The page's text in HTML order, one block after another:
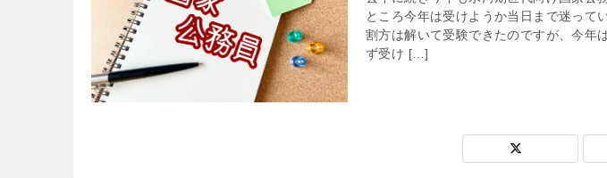
ところ今年は受けようか当日まで迷って
割方は解いて受験できたのですが、今年
ず受け […]